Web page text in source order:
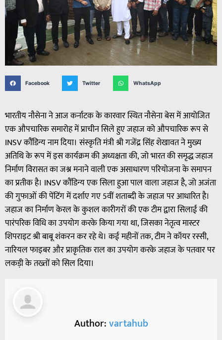
Facebook Twitter WhatsApp
भारतीय नौसेना ने आज कर्नाटक के कारवार स्थित नौसेना बेस में आयोजित
एक औपचारिक समारोह में प्राचीन सिले हुए जहाज को औपचारिक रूप से
INSV कौंडिन्य नाम दिया। संस्कृति मंत्री श्री गजेंद्र सिंह शेखावत ने मुख्य
अतिथि के रूप में इस कार्यक्रम की अध्यक्षता की, जो भारत की समृद्ध जहाज
निर्माण विरासत का जश्न मनाने वाली एक असाधारण परियोजना के समापन
का प्रतीक है। INSV कौंडिन्य एक सिला हुआ पाल वाला जहाज है, जो अजंता
की गुफाओं की पेंटिंग में दर्शाए गए 5वीं शताब्दी के जहाज पर आधारित है।
जहाज का निर्माण केरल के कुशल कारीगरों की एक टीम द्वारा सिलाई की
पारंपरिक विधि का उपयोग करके किया गया था, जिसका नेतृत्व मास्टर
शिपराइट श्री बाबू शंकरन कर रहे थे। कई महीनों तक, टीम ने कॉयर रस्सी,
नारियल फाइबर और प्राकृतिक राल का उपयोग करके जहाज के पतवार पर
लकड़ी के तख्तों को सिल दिया।
Author:vartahub